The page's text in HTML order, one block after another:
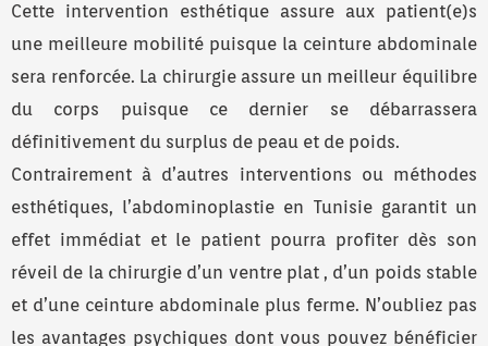
Cette intervention esthétique assure aux patient(e)s
une meilleure mobilité puisque la ceinture abdominale
sera renforcée. La chirurgie assure un meilleur équilibre
du corps puisque ce dernier se débarrassera
définitivement du surplus de peau et de poids.
Contrairement à d’autres interventions ou méthodes
esthétiques, l’abdominoplastie en Tunisie garantit un
effet immédiat et le patient pourra profiter dès son
réveil de la chirurgie d’un ventre plat , d’un poids stable
et d’une ceinture abdominale plus ferme. N’oubliez pas
les avantages psychiques dont vous pouvez bénéficier